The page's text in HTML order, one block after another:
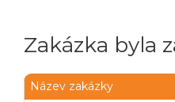
Zakázka byla
Název zakázky